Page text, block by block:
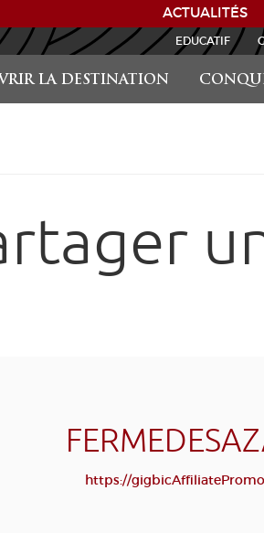
ACTUALITÉS
LA DESTINATION
EDUCATIF
https://